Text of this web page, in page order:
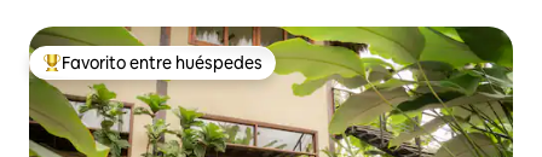
De los mejores en Favorito entre huéspedes
Favorito entre huéspedes